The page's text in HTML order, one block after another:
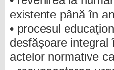
existente până în
• procesul
desfăşoare integral
actelor normative